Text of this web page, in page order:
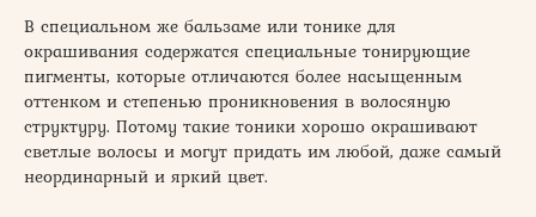
В специальном же бальзаме или тонике для
окрашивания содержатся специальные тонирующие
пигменты, которые отличаются более насыщенным
оттенком и степенью проникновения в волосяную
структуру. Потому такие тоники хорошо окрашивают
светлые волосы и могут придать им любой, даже самый
неординарный и яркий цвет.